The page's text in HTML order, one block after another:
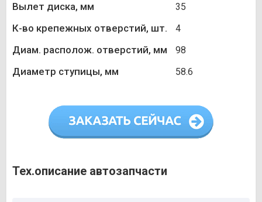
Вылет диска, мм 35
К-во крепежных отверстий, шт. 4
Диам. располож. отверстий, мм 98
Диаметр ступицы, мм 58.6
Тех.описание автозапчасти